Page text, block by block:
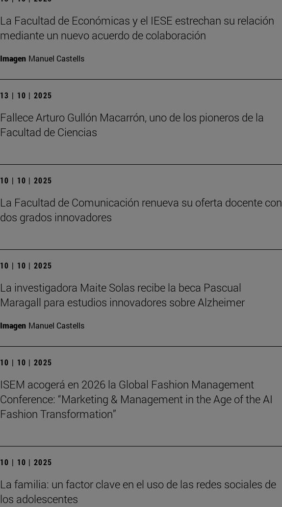
La Facultad de Económicas y el IESE estrechan su relación
mediante un nuevo acuerdo de colaboración
Imagen Manuel Castells
13 | 10 | 2025
Fallece Arturo Gullón Macarrón, uno de los pioneros de la
Facultad de Ciencias
10 | 10 | 2025
La Facultad de Comunicación renueva su oferta docente con
dos grados innovadores
10 | 10 | 2025
La investigadora Maite Solas recibe la beca Pascual
Maragall para estudios innovadores sobre Alzheimer
Imagen Manuel Castells
10 | 10 | 2025
ISEM acogerá en 2026 la Global Fashion Management
Conference: “Marketing & Management in the Age of the AI
Fashion Transformation”
10 | 10 | 2025
La familia: un factor clave en el uso de las redes sociales de
los adolescentes